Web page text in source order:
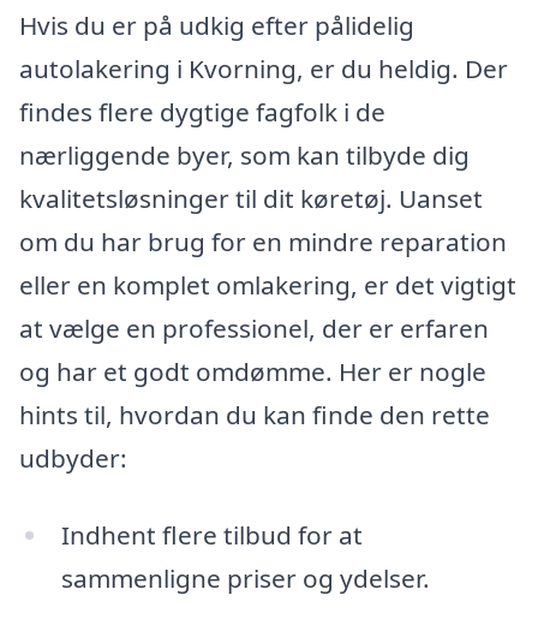
Hvis du er på udkig efter pålidelig
autolakering i Kvorning, er du heldig. Der
findes flere dygtige fagfolk i de
nærliggende byer, som kan tilbyde dig
kvalitetsløsninger til dit køretøj. Uanset
om du har brug for en mindre reparation
eller en komplet omlakering, er det vigtigt
at vælge en professionel, der er erfaren
og har et godt omdømme. Her er nogle
hints til, hvordan du kan finde den rette
udbyder:
Indhent flere tilbud for at
sammenligne priser og ydelser.